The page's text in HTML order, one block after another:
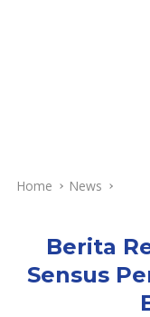
Home News
Berita
Sensus